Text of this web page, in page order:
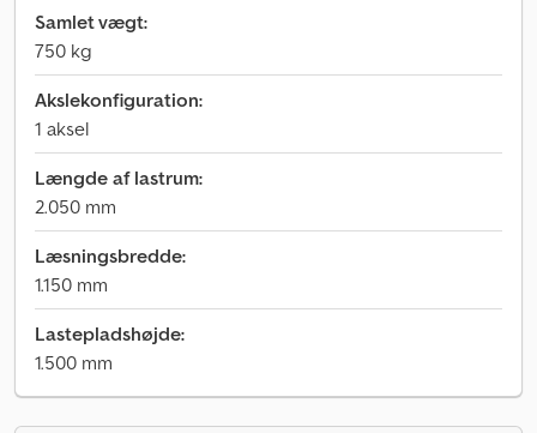
Samlet vægt:
750 kg
Akslekonfiguration:
1 aksel
Længde af lastrum:
2.050 mm
Læsningsbredde:
1.150 mm
Lastepladshøjde:
1.500 mm